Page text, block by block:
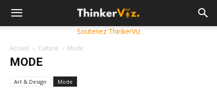
Soutenez ThinkerViz
Accueil Culture Mode
MODE
Art & Design Mode